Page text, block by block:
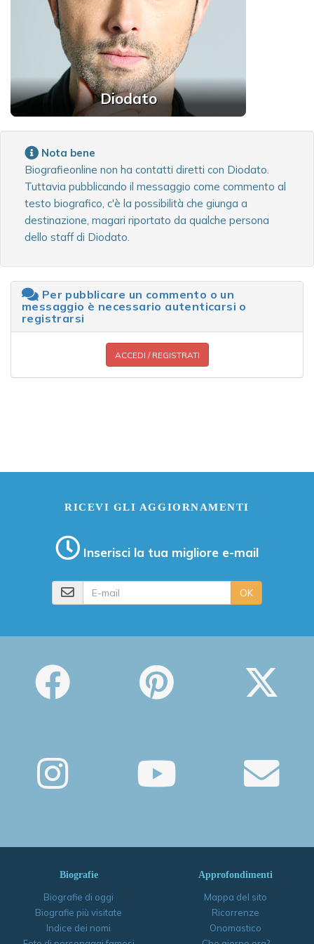
Diodato
Nota bene
Biografieonline non ha contatti diretti con Diodato.
Tuttavia pubblicando il messaggio come commento al
testo biografico, c'è la possibilità che giunga a
destinazione, magari riportato da qualche persona
dello staff di Diodato.
Per pubblicare un commento o un
messaggio è necessario autenticarsi o
registrarsi
ACCEDI / REGISTRATI
RICEVI GLI AGGIORNAMENTI
Inserisci la tua migliore e-mail
OK
Biografie
Biografie di oggi
Biografie più visitate
Indice dei nomi
Approfondimenti
Mappa del sito
Ricorrenze
Onomastico